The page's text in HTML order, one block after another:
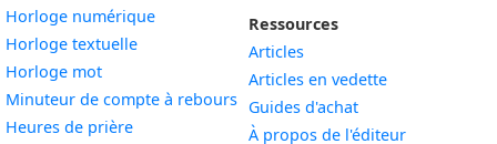
Horloge numériqueWidget
Horloge textuelleWidget
Horloge motWidget
Minuteur de compte à rebours Widget
Heures de prièreWidget
Ressources
Articles
Articles en vedette
Guides d'achat
À propos de l'éditeur